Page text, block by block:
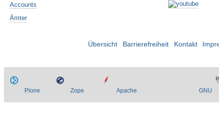
Accounts
Ämter
Übersicht Barrierefreiheit Kontakt
Plone Zope Apache GNU